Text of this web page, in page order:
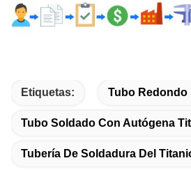
Etiquetas: Tubo Redondo
Tubo Soldado Con Autógena
Tubería De Soldadura Del